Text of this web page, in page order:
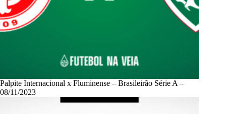
Palpite Internacional x Fluminense – Brasileirão Série A –
08/11/2023